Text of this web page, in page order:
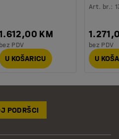
KM
bez PDV
U KOŠARICU
Art. br.:
bez PDV
U
PODRŠCI